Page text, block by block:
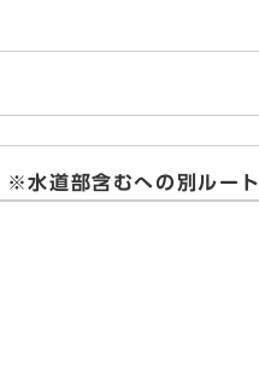
水道部含むへの別ルート